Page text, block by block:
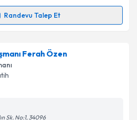
Randevu Talep Et
Talebi
Erkılıçoğlu Sakar
oluşturun. Size bu uzmandan
için bir takvim hazırlandığında e-
Ferah Özen
Sk. No:1, 34096